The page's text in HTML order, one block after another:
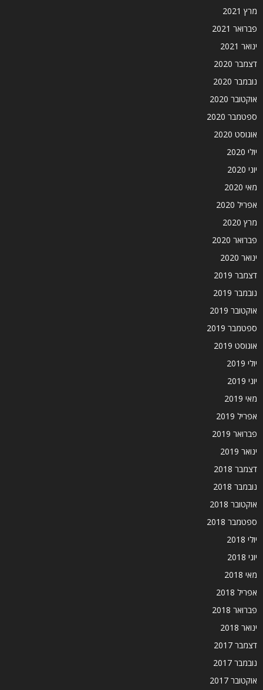
מרץ 2021
פברואר 2021
ינואר 2021
דצמבר 2020
נובמבר 2020
אוקטובר 2020
ספטמבר 2020
אוגוסט 2020
יולי 2020
יוני 2020
מאי 2020
אפריל 2020
מרץ 2020
פברואר 2020
ינואר 2020
דצמבר 2019
נובמבר 2019
אוקטובר 2019
ספטמבר 2019
אוגוסט 2019
יולי 2019
יוני 2019
מאי 2019
אפריל 2019
פברואר 2019
ינואר 2019
דצמבר 2018
נובמבר 2018
אוקטובר 2018
ספטמבר 2018
יולי 2018
יוני 2018
מאי 2018
אפריל 2018
פברואר 2018
ינואר 2018
דצמבר 2017
נובמבר 2017
אוקטובר 2017